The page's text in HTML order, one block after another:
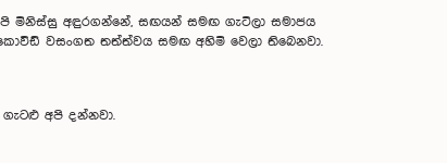
මිනිස්සු අඳුරගන්නේ, සඟයන් සමඟ ගැටිලා සමාජය
වසංගත තත්ත්වය සමඟ අහිමි වෙලා තිබෙනවා.
අපි දන්නවා.